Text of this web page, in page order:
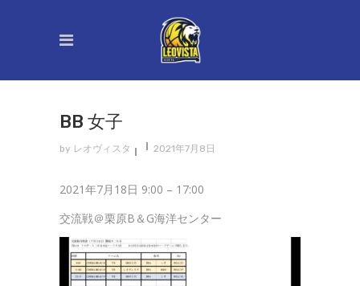
BB 女子
by レオヴィスタ 2021年7月8日
BB
女
2021年7月18日 9:00 – 17:00
交流戦＠栗原B＆G海洋センター